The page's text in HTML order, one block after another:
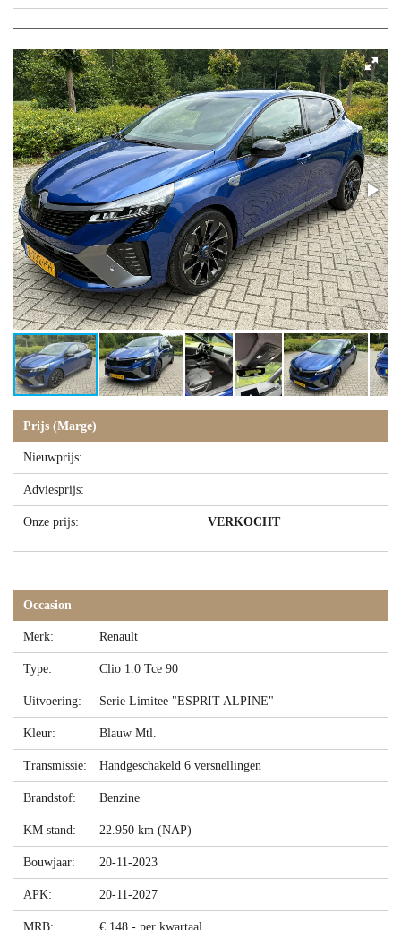
Prijs (Marge)
Nieuwprijs:
Adviesprijs:
Onze prijs: VERKOCHT
Occasion
Merk: Renault
Type: Clio 1.0 Tce 90
Uitvoering: Serie Limitee "ESPRIT ALPINE"
Kleur: Blauw Mtl.
Transmissie: Handgeschakeld 6 versnellingen
Brandstof: Benzine
KM stand: 22.950 km (NAP)
Bouwjaar: 20-11-2023
APK: 20-11-2027
MRB: € 148,- per kwartaal